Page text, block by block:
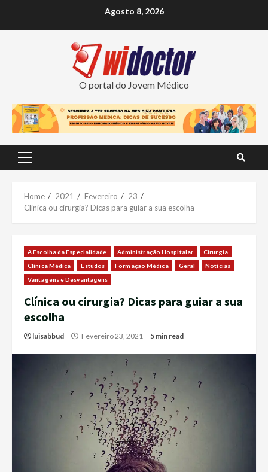
Agosto 8, 2026
O portal do Jovem Médico
Primary
Home 2021 Fevereiro
23
Clínica ou cirurgia? Dicas para guiar a sua escolha
A Escolha da Especialidade Administração Hospitalar
Cirurgia
Clínica Médica
Estudos Formação Médica Geral
Notícias
Vantagens e Desvantagens
Clínica ou cirurgia? Dicas para guiar a sua
escolha
luisabbud Fevereiro 23, 2021 5 min read